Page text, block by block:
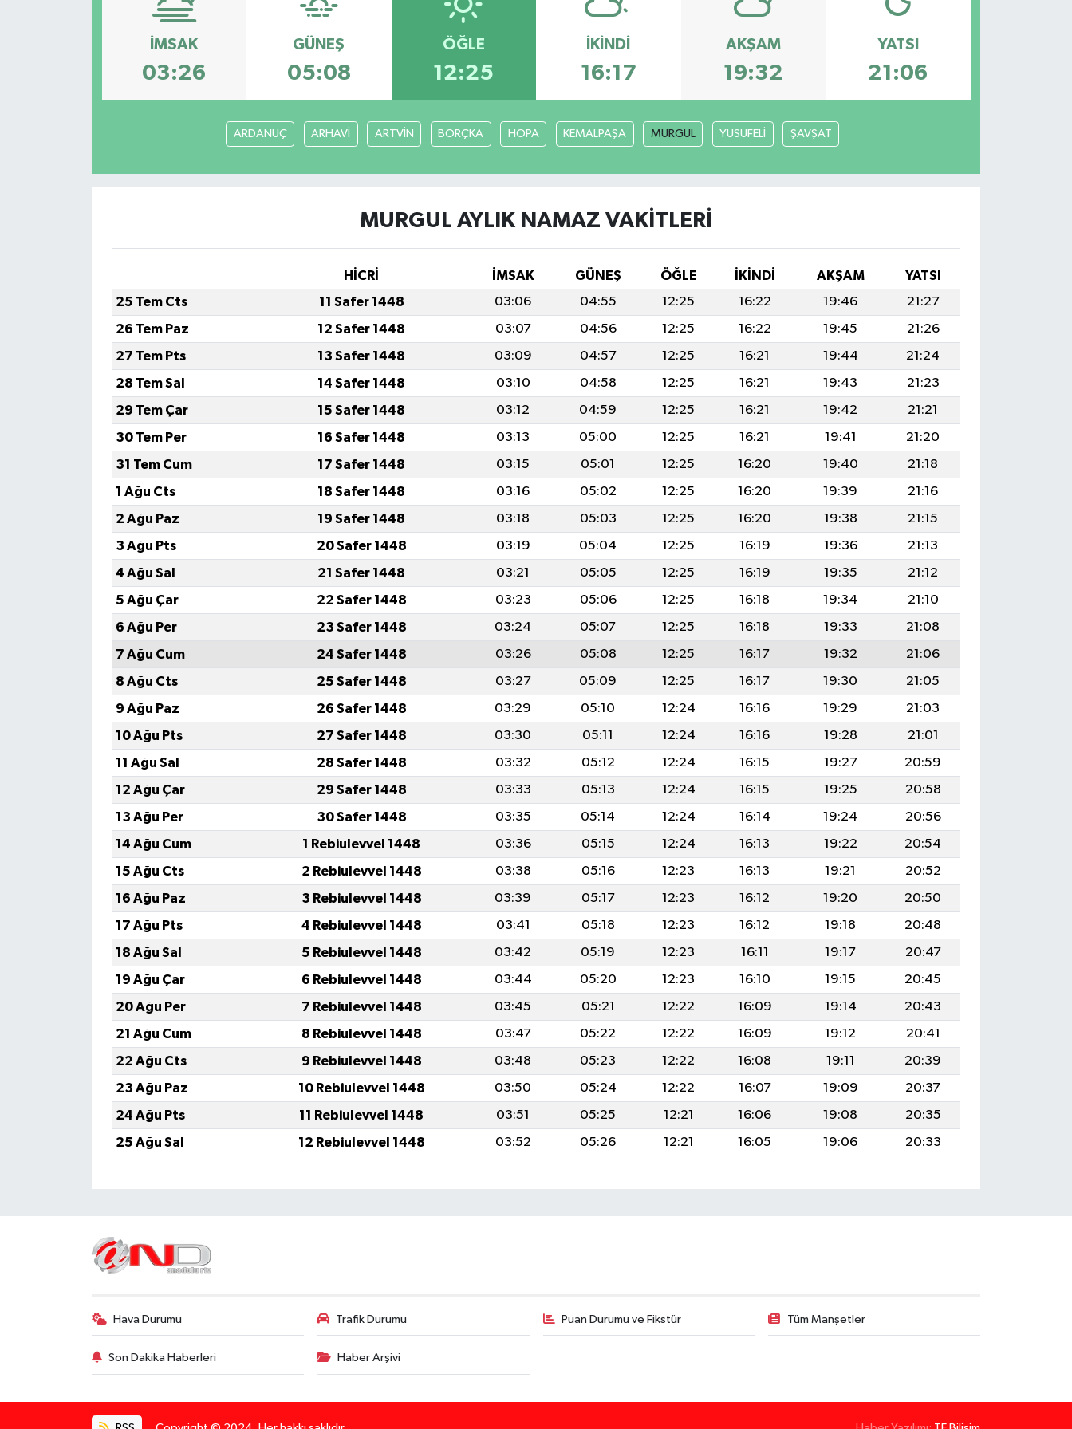
İMSAK
03:26
GÜNEŞ
05:08
ÖĞLE
12:25
İKINDI
16:17
AKŞAM
19:32
YATSI
21:06
ARDANUÇ ARHAVİ ARTVİN BORÇKA HOPA KEMALPAŞA MURGUL YUSUFELİ ŞAVŞAT
MURGUL AYLIK NAMAZ VAKITLERI
HİCRİ İMSAK GÜNEŞ ÖĞLE İKINDI AKŞAM
YATSI
25 Tem Cts
11 Safer 1448 03:06 04:55 12:25 16:22 19:46
21:27
26 Tem Paz
12 Safer 1448 03:07 04:56 12:25 16:22 19:45
21:26
27 Tem Pts
13 Safer 1448 03:09 04:57 12:25 16:21 19:44
21:24
28 Tem Sal
14 Safer 1448 03:10 04:58 12:25 16:21 19:43
21:23
29 Tem Çar
15 Safer 1448 03:12 04:59 12:25 16:21 19:42
21:21
30 Tem Per
16 Safer 1448 03:13 05:00 12:25 16:21 19:41
21:20
31 Tem Cum
17 Safer 1448 03:15 05:01 12:25 16:20 19:40
21:18
1 Ağu Cts
18 Safer 1448 03:16 05:02 12:25 16:20 19:39
21:16
2 Ağu Paz
19 Safer 1448 03:18 05:03 12:25 16:20 19:38
21:15
3 Ağu Pts
20 Safer 1448 03:19 05:04 12:25 16:19 19:36
21:13
4 Ağu Sal
21 Safer 1448 03:21 05:05 12:25 16:19 19:35
21:12
5 Ağu Çar
22 Safer 1448 03:23 05:06 12:25 16:18 19:34
21:10
6 Ağu Per
23 Safer 1448 03:24 05:07 12:25 16:18 19:33
21:08
7 Ağu Cum
24 Safer 1448 03:26 05:08 12:25 16:17 19:32
21:06
8 Ağu Cts
25 Safer 1448 03:27 05:09 12:25 16:17 19:30
21:05
9 Ağu Paz
26 Safer 1448 03:29 05:10 12:24 16:16 19:29
21:03
10 Ağu Pts
27 Safer 1448 03:30 05:11 12:24 16:16 19:28
21:01
11 Ağu Sal
28 Safer 1448 03:32 05:12 12:24 16:15 19:27
20:59
12 Ağu Çar
29 Safer 1448 03:33 05:13 12:24 16:15 19:25
20:58
13 Ağu Per
30 Safer 1448 03:35 05:14 12:24 16:14 19:24
20:56
14 Ağu Cum
1 Rebiulevvel 1448 03:36 05:15 12:24 16:13 19:22
20:54
15 Ağu Cts
2 Rebiulevvel 1448 03:38 05:16 12:23 16:13 19:21
20:52
16 Ağu Paz
3 Rebiulevvel 1448 03:39 05:17 12:23 16:12 19:20
20:50
17 Ağu Pts
4 Rebiulevvel 1448 03:41 05:18 12:23 16:12 19:18
20:48
18 Ağu Sal
5 Rebiulevvel 1448 03:42 05:19 12:23 16:11 19:17
20:47
19 Ağu Çar
6 Rebiulevvel 1448 03:44 05:20 12:23 16:10 19:15
20:45
20 Ağu Per
7 Rebiulevvel 1448 03:45 05:21 12:22 16:09 19:14
20:43
21 Ağu Cum
8 Rebiulevvel 1448 03:47 05:22 12:22 16:09 19:12
20:41
22 Ağu Cts
9 Rebiulevvel 1448 03:48 05:23 12:22 16:08 19:11
20:39
23 Ağu Paz
10 Rebiulevvel 1448 03:50 05:24 12:22 16:07 19:09
20:37
24 Ağu Pts
11 Rebiulevvel 1448 03:51 05:25 12:21 16:06 19:08
20:35
25 Ağu Sal
12 Rebiulevvel 1448 03:52 05:26 12:21 16:05 19:06 20:33
Hava Durumu Trafik Durumu Puan Durumu ve Fikstür Tüm Manşetler
Son Dakika Haberleri Haber Arşivi